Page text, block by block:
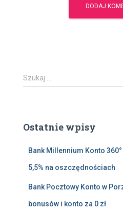
S
z
j
Szukaj …
Ostatnie wpisy
Bank Millennium Konto
5,5% na oszczędnościach
Bank Pocztowy Konto w
bonusów i konto za 0 zł